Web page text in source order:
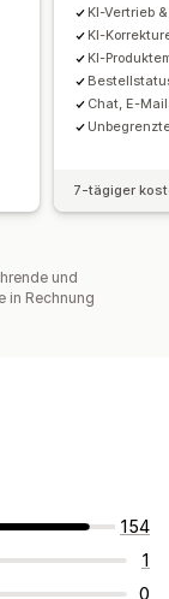
Chatfenster
Tagging
Berichte
KI-Vertrieb
KI-
KI-
Chat, E-
7-tägiger
und
in Rechnung
154
1
0